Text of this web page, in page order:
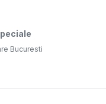
Bucuresti